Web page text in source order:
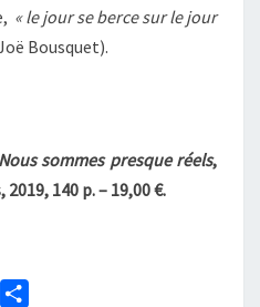
« le jour se berce sur le jour
Bousquet).
Nous sommes presque réels,
140 p. – 19,00 €.